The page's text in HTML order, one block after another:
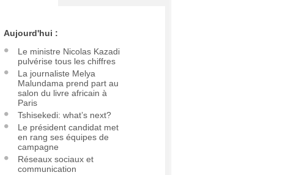
Aujourd'hui :
Le ministre Nicolas Kazadi
pulvérise tous les chiffres
La journaliste Melya
Malundama prend part au
salon du livre africain à
Paris
Tshisekedi: what’s next?
Le président candidat met
en rang ses équipes de
campagne
Réseaux sociaux et
communication